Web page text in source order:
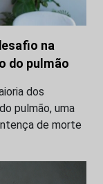
na
do pulmão
dos
pulmão, uma
de morte